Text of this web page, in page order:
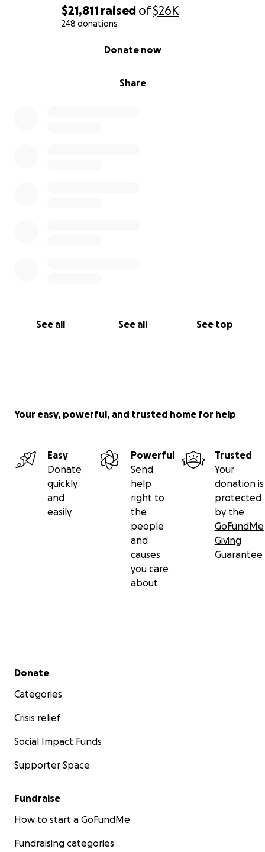
$21,811 raised of$26K
248 donations
Share
Donate now
See all See all See top
tan delicado.
simplemente compartir esta campaña con tus
Your easy, powerful, and trusted home for help
Easy
Donate
quickly
and
easily
Powerful
Send
help
right to
the
people
and
causes
you care
about
Trusted
Your
donation is
protected
by the
GoFundMe
Giving
Guarantee
Secondary menu
Donate
Categories
Crisis relief
Social Impact Funds
Supporter Space
Fundraise
How to start a GoFundMe
Fundraising categories